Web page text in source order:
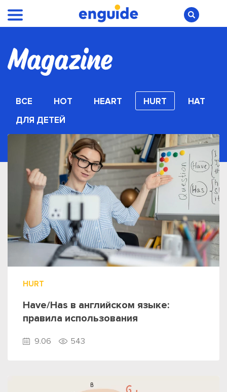
ВСЕ HOT HEART HURT
HAT
ДЛЯ ДЕТЕЙ
HURT
Have/Has в английском языке:
правила использования
9.06 543